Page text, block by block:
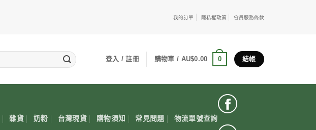
我的訂單 隱私權政策 會員服務條款
登入 / 註冊 購物車 / AU$0.00 0 結帳
雜貨 奶粉 台灣現貨 購物須知 常見問題 物流單號查詢